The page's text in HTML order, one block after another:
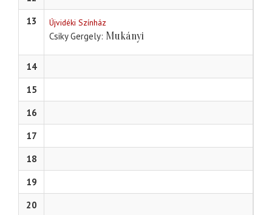
13
Újvidéki Színház
Csiky Gergely Mukányi
14
15
16
17
18
19
20